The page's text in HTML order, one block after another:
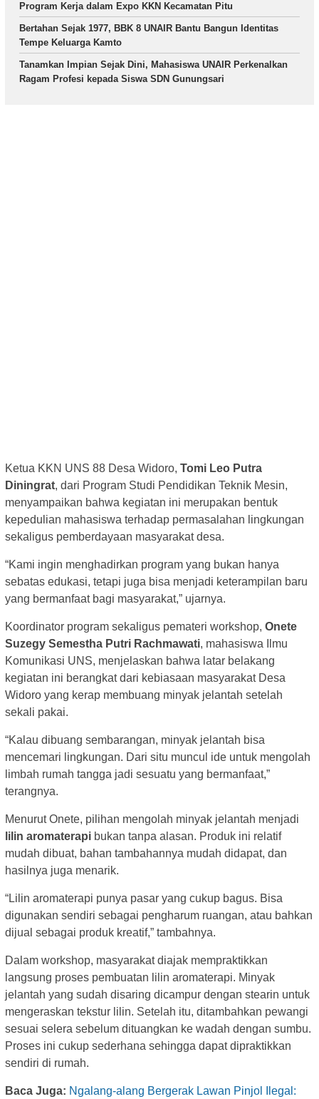
Program Kerja dalam Expo KKN Kecamatan Pitu
Bertahan Sejak 1977, BBK 8 UNAIR Bantu Bangun Identitas
Tempe Keluarga Kamto
Tanamkan Impian Sejak Dini, Mahasiswa UNAIR Perkenalkan
Ragam Profesi kepada Siswa SDN Gunungsari
Ketua KKN UNS 88 Desa Widoro, Tomi Leo Putra
Diningrat, dari Program Studi Pendidikan Teknik Mesin,
menyampaikan bahwa kegiatan ini merupakan bentuk
kepedulian mahasiswa terhadap permasalahan lingkungan
sekaligus pemberdayaan masyarakat desa.
“Kami ingin menghadirkan program yang bukan hanya
sebatas edukasi, tetapi juga bisa menjadi keterampilan baru
yang bermanfaat bagi masyarakat,” ujarnya.
Koordinator program sekaligus pemateri workshop, Onete
Suzegy Semestha Putri Rachmawati, mahasiswa Ilmu
Komunikasi UNS, menjelaskan bahwa latar belakang
kegiatan ini berangkat dari kebiasaan masyarakat Desa
Widoro yang kerap membuang minyak jelantah setelah
sekali pakai.
“Kalau dibuang sembarangan, minyak jelantah bisa
mencemari lingkungan. Dari situ muncul ide untuk mengolah
limbah rumah tangga jadi sesuatu yang bermanfaat,”
terangnya.
Menurut Onete, pilihan mengolah minyak jelantah menjadi
lilin aromaterapi bukan tanpa alasan. Produk ini relatif
mudah dibuat, bahan tambahannya mudah didapat, dan
hasilnya juga menarik.
“Lilin aromaterapi punya pasar yang cukup bagus. Bisa
digunakan sendiri sebagai pengharum ruangan, atau bahkan
dijual sebagai produk kreatif,” tambahnya.
Dalam workshop, masyarakat diajak mempraktikkan
langsung proses pembuatan lilin aromaterapi. Minyak
jelantah yang sudah disaring dicampur dengan stearin untuk
mengeraskan tekstur lilin. Setelah itu, ditambahkan pewangi
sesuai selera sebelum dituangkan ke wadah dengan sumbu.
Proses ini cukup sederhana sehingga dapat dipraktikkan
sendiri di rumah.
Baca Juga: Ngalang-alang Bergerak Lawan Pinjol Ilegal: